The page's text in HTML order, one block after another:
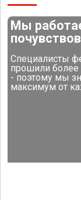
Мы
Специалисты
прошили более
- поэтому мы
максимум от